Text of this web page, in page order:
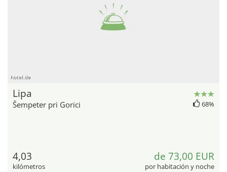
hotel.de
Lipa
Šempeter pri Gorici 68%
4,03
kilómetros
de 73,00 EUR
por habitación y noche